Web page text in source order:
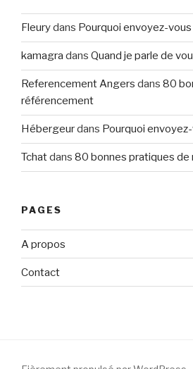
Fleurydans Pourquoi envoyez-
kamagra dans Quand je parle de
Referencement Angers dans 80
référencement
Hébergeurdans Pourquoi
Tchatdans 80 bonnes pratiques
PAGES
A propos
Contact